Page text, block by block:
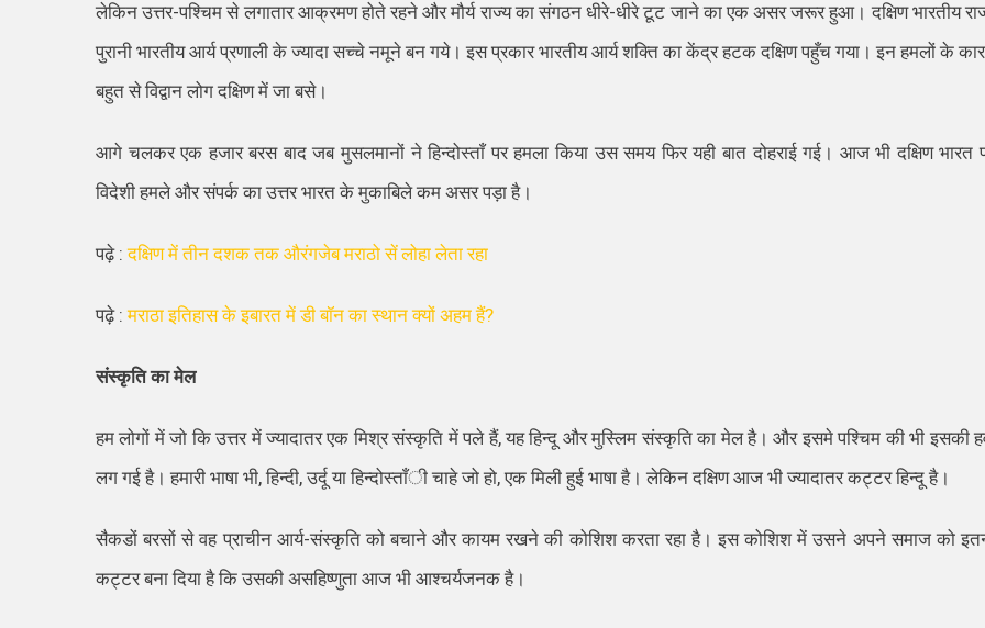
लेकिन उत्तर-पश्चिम से लगातार आक्रमण होते रहने और मौर्य राज्य का संगठन धीरे-धीरे टूट जाने का एक असर जरूर हुआ। दक्षिण भारतीय
पुरानी भारतीय आर्य प्रणाली के ज्यादा सच्चे नमूने बन गये। इस प्रकार भारतीय आर्य शक्ति का केंद्र हटक दक्षिण पहुँच गया। इन हमलों के
बहुत से विद्वान लोग दक्षिण में जा बसे।
आगे चलकर एक हजार बरस बाद जब मुसलमानों ने हिन्दोस्ताँ पर हमला किया उस समय फिर यही बात दोहराई गई। आज भी दक्षिण भारत
विदेशी हमले और संपर्क का उत्तर भारत के मुकाबिले कम असर पड़ा है।
पढ़े :दक्षिण में तीन दशक तक औरंगजेब मराठो सें लोहा लेता रहा
पढ़े :मराठा इतिहास के इबारत में डी बॉन का स्थान क्यों अहम हैं?
संस्कृति का मेल
हम लोगों में जो कि उत्तर में ज्यादातर एक मिश्र संस्कृति में पले हैं, यह हिन्दू और मुस्लिम संस्कृति का मेल है। और इसमे पश्चिम की भी इसकी
लग गई है। हमारी भाषा भी, हिन्दी, उर्दू या हिन्दोस्ताँी चाहे जो हो, एक मिली हुई भाषा है। लेकिन दक्षिण आज भी ज्यादातर कट्टर हिन्दू है।
सैकडों बरसों से वह प्राचीन आर्य-संस्कृति को बचाने और कायम रखने की कोशिश करता रहा है। इस कोशिश में उसने अपने समाज को
कट्टर बना दिया है कि उसकी असहिष्णुता आज भी आश्चर्यजनक है।